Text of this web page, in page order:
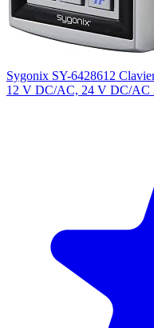
Sygonix SY-6428612
12 V DC/AC, 24 V DC/AC